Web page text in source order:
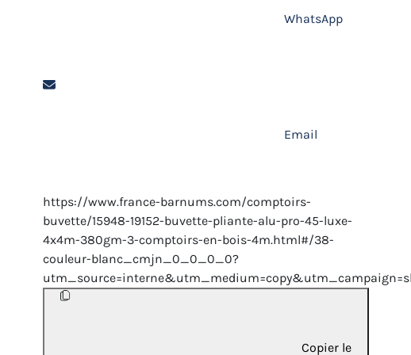
WhatsApp
Email
https://www.france-barnums.com/comptoirs-
buvette/15948-19152-buvette-pliante-alu-pro-45-luxe-
4x4m-380gm-3-comptoirs-en-bois-4m.html#/38-
couleur-blanc_cmjn_0_0_0_0?
Copier le